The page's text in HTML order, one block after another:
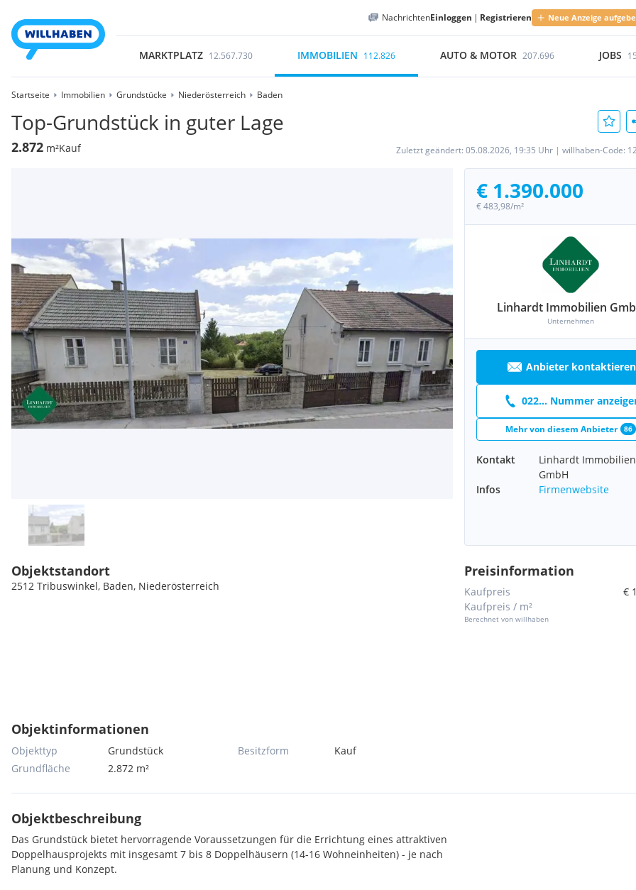
NachrichtenEinloggen | Registrieren Neue Anzeige
MARKTPLATZ 12.567.730 IMMOBILIEN 112.826 AUTO & MOTOR 207.696 JOBS
Startseite Immobilien Grundstücke Niederösterreich Baden
Top-Grundstück in guter Lage
2.872 m²Kauf Zuletzt geändert: 05.08.2026, 19:35 Uhr | willhaben-Code:
€ 1.390.000
€ 483,98/m²
Linhardt Immobilien
Unternehmen
Anbieter kontaktieren
022... Nummer
Mehr von diesem Anbieter 86
Kontakt
Linhardt Immobilien
GmbH
Infos
Firmenwebsite
Objektstandort
2512 Tribuswinkel, Baden, Niederösterreich
Objektinformationen
Objekttyp
Grundstück
Grundfläche
2.872 m²
Besitzform Kauf
Preisinformation
Kaufpreis
€
Kaufpreis / m²
Berechnet von willhaben
Objektbeschreibung
Das Grundstück bietet hervorragende Voraussetzungen für die Errichtung eines attraktiven
Doppelhausprojekts mit insgesamt 7 bis 8 Doppelhäusern (14-16 Wohneinheiten) - je nach
Planung und Konzept.